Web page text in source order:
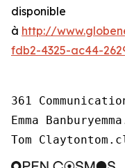
disponible
à http://
fdb2-4325-ac44-
361
Emma
Tom